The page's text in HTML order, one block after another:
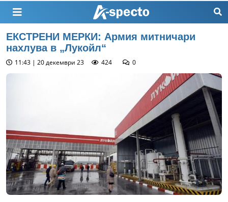
ЕКСТРЕНИ МЕРКИ: Армия митничари
нахлува в „Лукойл“
11:43 | 20 декември 23 424 0